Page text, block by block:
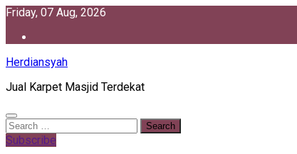
Skip
content
Friday, 07 Aug, 2026
Herdiansyah
Jual Karpet Masjid Terdekat
Search
for:
Subscribe